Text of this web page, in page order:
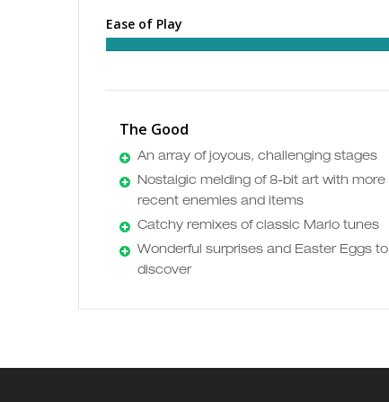
Ease of Play
The Good
An array of joyous, challenging stages
Nostalgic melding of 8-bit art with more
recent enemies and items
Catchy remixes of classic Mario tunes
Wonderful surprises and Easter Eggs to
discover